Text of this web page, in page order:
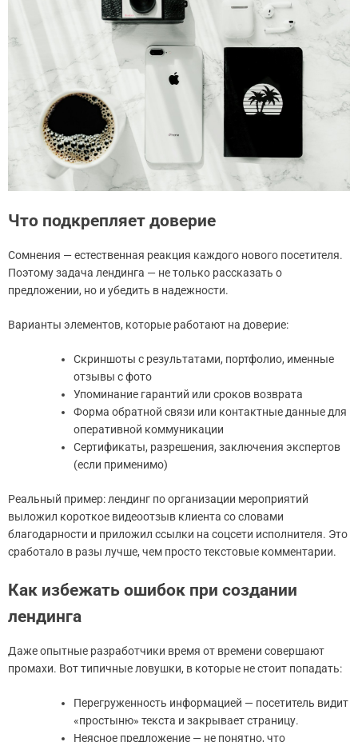
Что подкрепляет доверие
Сомнения — естественная реакция каждого нового посетителя.
Поэтому задача лендинга — не только рассказать о
предложении, но и убедить в надежности.
Варианты элементов, которые работают на доверие:
Скриншоты с результатами, портфолио, именные
отзывы с фото
Упоминание гарантий или сроков возврата
Форма обратной связи или контактные данные для
оперативной коммуникации
Сертификаты, разрешения, заключения экспертов
(если применимо)
Реальный пример: лендинг по организации мероприятий
выложил короткое видеоотзыв клиента со словами
благодарности и приложил ссылки на соцсети исполнителя. Это
сработало в разы лучше, чем просто текстовые комментарии.
Как избежать ошибок при создании
лендинга
Даже опытные разработчики время от времени совершают
промахи. Вот типичные ловушки, в которые не стоит попадать:
Перегруженность информацией — посетитель видит
«простыню» текста и закрывает страницу.
Неясное предложение — не понятно, что